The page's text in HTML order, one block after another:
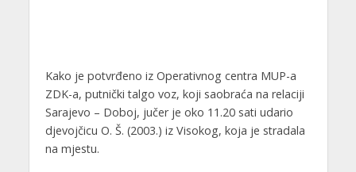
Kako je potvrđeno iz Operativnog centra MUP-a
ZDK-a, putnički talgo voz, koji saobraća na relaciji
Sarajevo – Doboj, jučer je oko 11.20 sati udario
djevojčicu O. Š. (2003.) iz Visokog, koja je stradala
na mjestu.